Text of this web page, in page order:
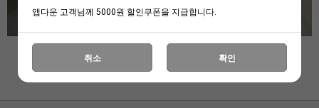
앱다운 고객님께 5000원 할인쿠폰을 지급합니다.
취소 확인